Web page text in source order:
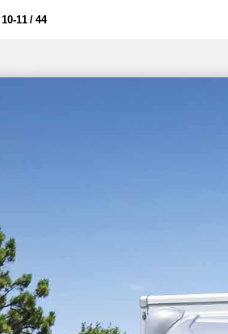
10-11 / 44